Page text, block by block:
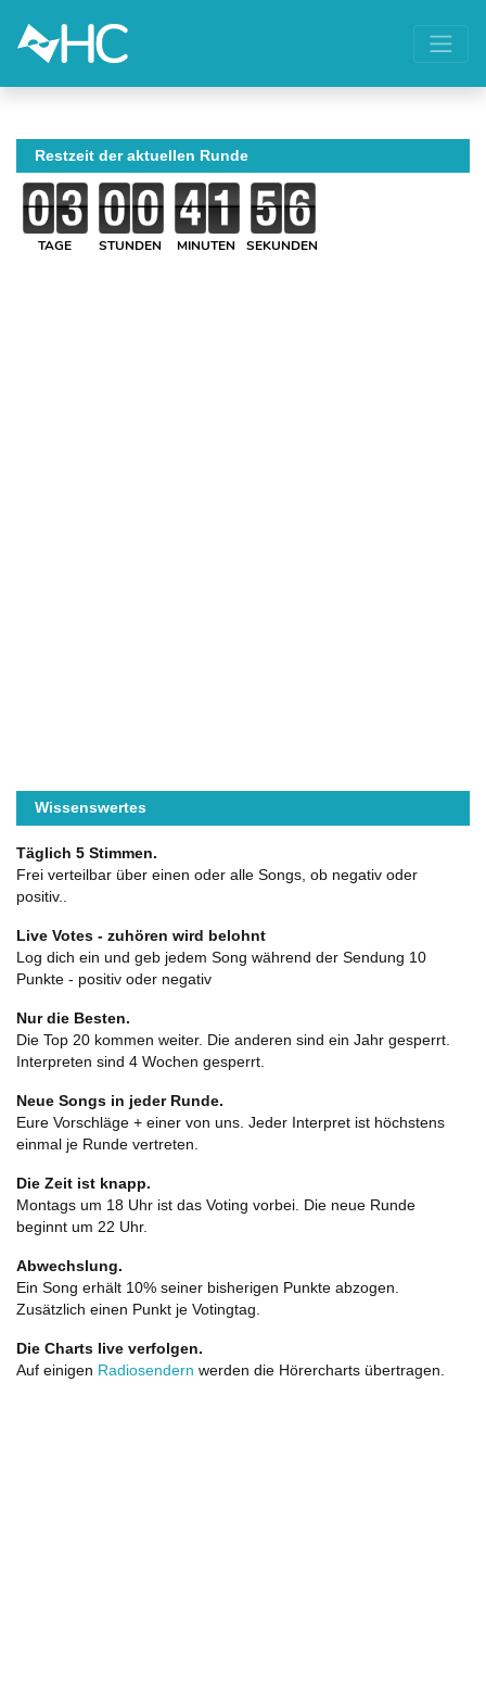
Restzeit der aktuellen Runde
TAGE STUNDEN MINUTEN SEKUNDEN
Wissenswertes
Täglich 5 Stimmen.
Frei verteilbar über einen oder alle Songs, ob negativ oder
positiv..
Live Votes - zuhören wird belohnt
Log dich ein und geb jedem Song während der Sendung 10
Punkte - positiv oder negativ
Nur die Besten.
Die Top 20 kommen weiter. Die anderen sind ein Jahr gesperrt.
Interpreten sind 4 Wochen gesperrt.
Neue Songs in jeder Runde.
Eure Vorschläge + einer von uns. Jeder Interpret ist höchstens
einmal je Runde vertreten.
Die Zeit ist knapp.
Montags um 18 Uhr ist das Voting vorbei. Die neue Runde
beginnt um 22 Uhr.
Abwechslung.
Ein Song erhält 10% seiner bisherigen Punkte abzogen.
Zusätzlich einen Punkt je Votingtag.
Die Charts live verfolgen.
Auf einigen Radiosendern werden die Hörercharts übertragen.